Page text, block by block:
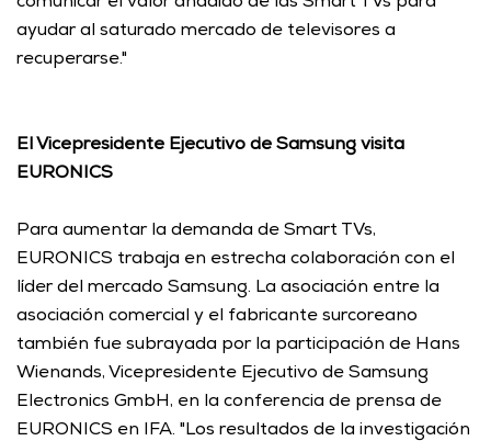
ayudar al saturado mercado de televisores a
recuperarse."
El Vicepresidente Ejecutivo de Samsung visita
EURONICS
Para aumentar la demanda de Smart TVs,
EURONICS trabaja en estrecha colaboración con el
líder del mercado Samsung. La asociación entre la
asociación comercial y el fabricante surcoreano
también fue subrayada por la participación de Hans
Wienands, Vicepresidente Ejecutivo de Samsung
Electronics GmbH, en la conferencia de prensa de
EURONICS en IFA. "Los resultados de la investigación